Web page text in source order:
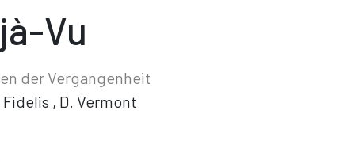
Vu
der Vergangenheit
, D. Vermont